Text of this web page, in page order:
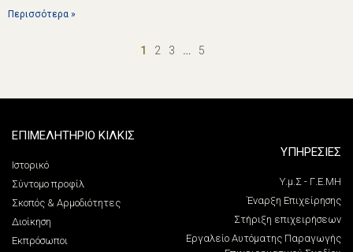
Περισσότερα »
1 2 3 … 5
ΕΠΙΜΕΛΗΤΗΡΙΟ ΚΙΛΚΙΣ
Ιστορικό
Σύντομο προφίλ
Σκοπός & Αρμοδιότητες
Διοίκηση
Εκπρόσωποι
ΥΠΗΡΕΣΙΕΣ
Υ.μ.Σ - Γ.Ε.ΜΗ
Έναρξη Επιχείρησης
Στήριξη επιχειρήσεων
Εργαλείο Αυτόματης Παραγωγής